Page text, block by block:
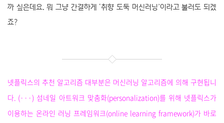
까 싶은데요. 뭐 그냥 간결하게 ‘취향 도둑 머신러닝’이라고 불러도 되겠
죠?
넷플릭스의 추천 알고리즘 대부분은 머신러닝 알고리즘에 의해 구현됩니
다. (···) 섬네일 아트워크 맞춤화(personalization)를 위해 넷플릭스가
이용하는 온라인 러닝 프레임워크(online learning framework)가 바로